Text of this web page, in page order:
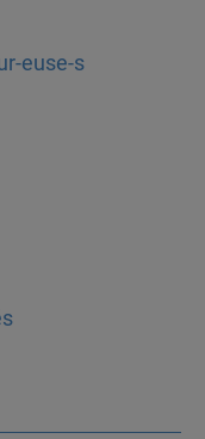
euse-s